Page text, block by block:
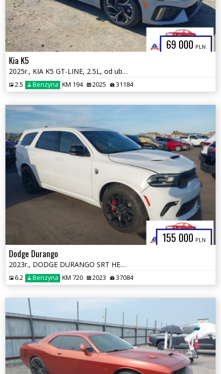
69 000 PLN
Kia K5
2025r., KIA K5 GT-LINE, 2.5L, od ubezpieczalni
2.5 Benzyna KM 194 2025 31184
155 000 PLN
Dodge Durango
2023r., DODGE DURANGO SRT HELLCAT PREMIUM AWD, 6.2L, od ubezpieczalni
6.2 Benzyna KM 720 2023 37084